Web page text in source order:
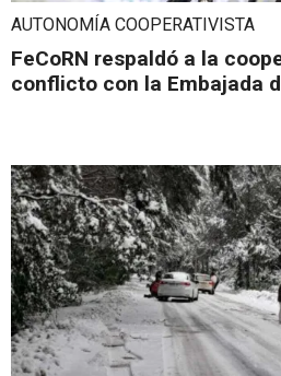
AUTONOMÍA COOPERATIVISTA
FeCoRN respaldó a la
conflicto con la Embajada